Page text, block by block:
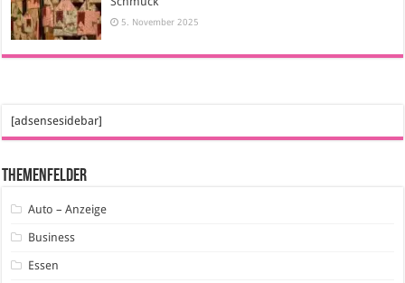
5. November 2025
[adsensesidebar]
Themenfelder
Auto – Anzeige
Business
Essen